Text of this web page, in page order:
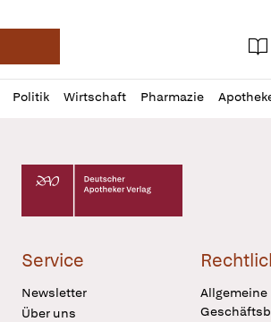
Deutsche Apotheker Zeitung
Aktuelle
login
Politik Wirtschaft Pharmazie
Profil
öffnen
Daz
Pur
Deutscher Apotheker Verlag Logo
Service
Newsletter
Über uns
Allgemeine